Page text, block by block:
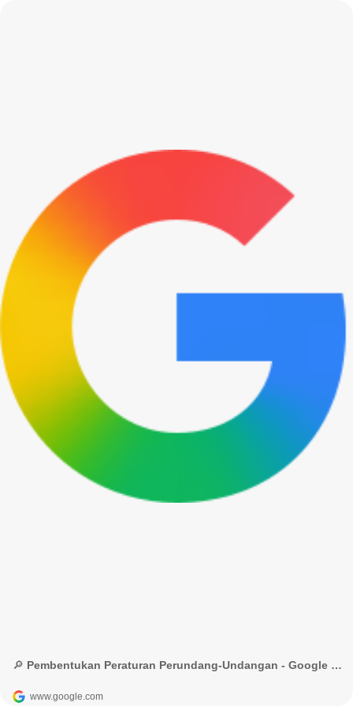
🔎 Pembentukan Peraturan Perundang-Undangan - Google Penelusuran
www.google.com